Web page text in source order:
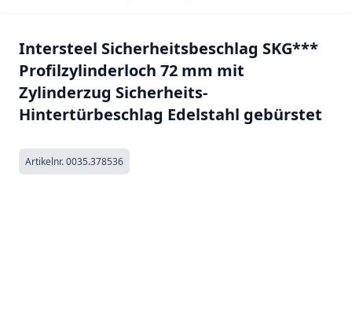
Intersteel Sicherheitsbeschlag SKG***
Profilzylinderloch 72 mm mit
Zylinderzug Sicherheits-
Hintertürbeschlag Edelstahl gebürstet
Artikelnr.0035.378536